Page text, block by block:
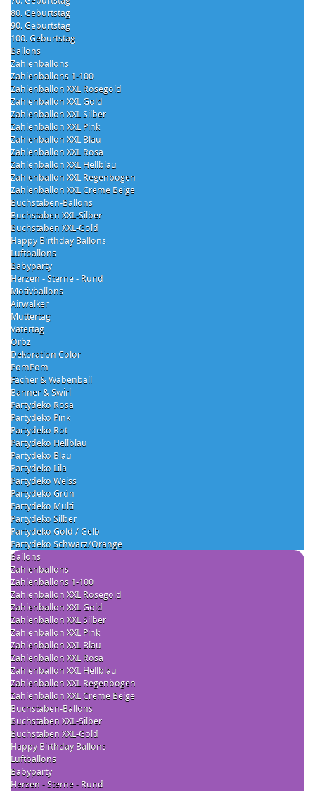
80. Geburtstag
90. Geburtstag
100. Geburtstag
Ballons
Zahlenballons
Zahlenballons 1-100
Zahlenballon XXL Rosegold
Zahlenballon XXL Gold
Zahlenballon XXL Silber
Zahlenballon XXL Pink
Zahlenballon XXL Blau
Zahlenballon XXL Rosa
Zahlenballon XXL Hellblau
Zahlenballon XXL Regenbogen
Zahlenballon XXL Creme Beige
Buchstaben-Ballons
Buchstaben XXL-Silber
Buchstaben XXL-Gold
Happy Birthday Ballons
Luftballons
Babyparty
Herzen - Sterne - Rund
Motivballons
Airwalker
Muttertag
Vatertag
Orbz
Dekoration Color
PomPom
Fächer & Wabenball
Banner & Swirl
Partydeko Rosa
Partydeko Pink
Partydeko Rot
Partydeko Hellblau
Partydeko Blau
Partydeko Lila
Partydeko Weiss
Partydeko Grün
Partydeko Multi
Partydeko Silber
Partydeko Gold / Gelb
Partydeko Schwarz/Orange
Ballons
Zahlenballons
Zahlenballons 1-100
Zahlenballon XXL Rosegold
Zahlenballon XXL Gold
Zahlenballon XXL Silber
Zahlenballon XXL Pink
Zahlenballon XXL Blau
Zahlenballon XXL Rosa
Zahlenballon XXL Hellblau
Zahlenballon XXL Regenbogen
Zahlenballon XXL Creme Beige
Buchstaben-Ballons
Buchstaben XXL-Silber
Buchstaben XXL-Gold
Happy Birthday Ballons
Luftballons
Babyparty
Herzen - Sterne - Rund